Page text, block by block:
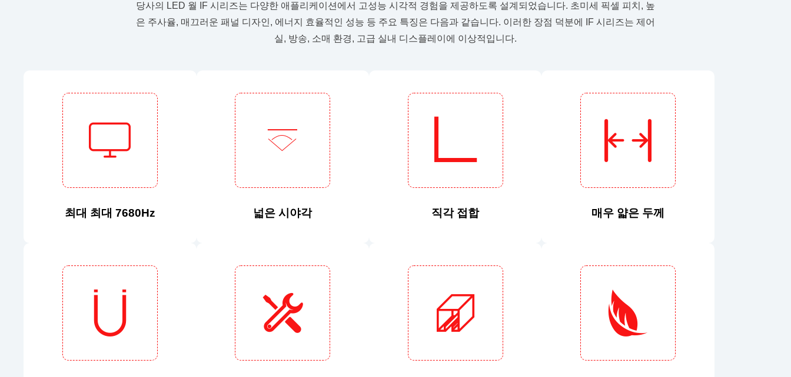
당사의 LED 월 IF 시리즈는 다양한 애플리케이션에서 고성능 시각적 경험을 제공하도록 설계되었습니다. 초미세 픽셀 피치, 높
은 주사율, 매끄러운 패널 디자인, 에너지 효율적인 성능 등 주요 특징은 다음과 같습니다. 이러한 장점 덕분에 IF 시리즈는 제어
실, 방송, 소매 환경, 고급 실내 디스플레이에 이상적입니다.
최대 최대 7680Hz 넓은 시야각 직각 접합 매우 얇은 두께